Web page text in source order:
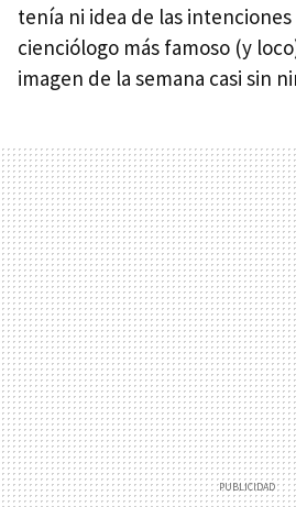
tenía ni idea de las
cienciólogo más famoso (y
imagen de la semana casi sin